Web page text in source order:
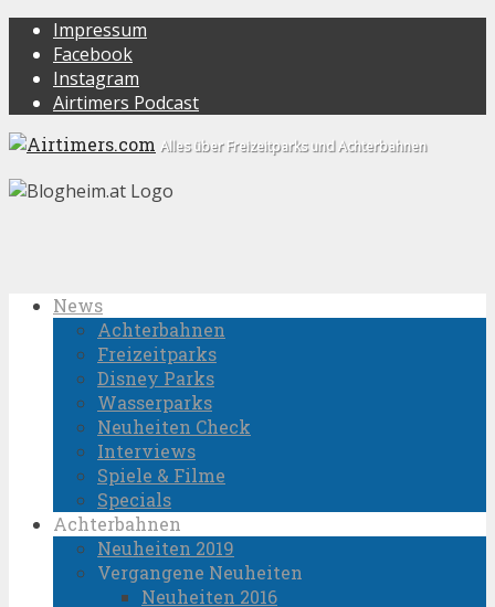
Impressum
Facebook
Instagram
Airtimers Podcast
Alles über Freizeitparks und Achterbahnen
News
Achterbahnen
Freizeitparks
Disney Parks
Wasserparks
Neuheiten Check
Interviews
Spiele & Filme
Specials
Achterbahnen
Neuheiten 2019
Vergangene Neuheiten
Neuheiten 2016